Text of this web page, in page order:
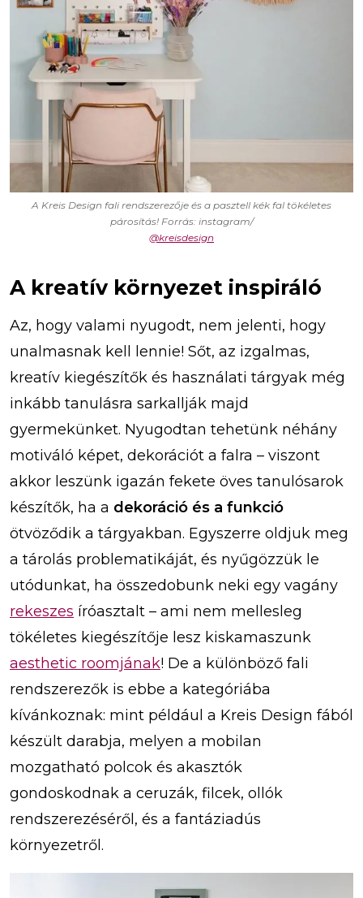
A Kreis Design fali rendszerezője és a pasztell kék fal tökéletes
párosítás! Forrás: instagram/
@kreisdesign
A kreatív környezet inspiráló
Az, hogy valami nyugodt, nem jelenti, hogy
unalmasnak kell lennie! Sőt, az izgalmas,
kreatív kiegészítők és használati tárgyak még
inkább tanulásra sarkallják majd
gyermekünket. Nyugodtan tehetünk néhány
motiváló képet, dekorációt a falra – viszont
akkor leszünk igazán fekete öves tanulósarok
készítők, ha a dekoráció és a funkció
ötvöződik a tárgyakban. Egyszerre oldjuk meg
a tárolás problematikáját, és nyűgözzük le
utódunkat, ha összedobunk neki egy vagány
rekeszes íróasztalt – ami nem mellesleg
tökéletes kiegészítője lesz kiskamaszunk
aesthetic roomjának! De a különböző fali
rendszerezők is ebbe a kategóriába
kívánkoznak: mint például a Kreis Design fából
készült darabja, melyen a mobilan
mozgatható polcok és akasztók
gondoskodnak a ceruzák, filcek, ollók
rendszerezéséről, és a fantáziadús
környezetről.